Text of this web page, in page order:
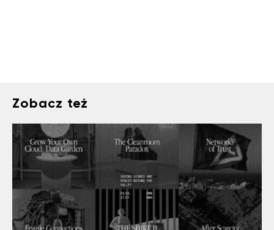
Zobacz też